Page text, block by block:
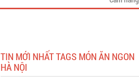
TIN MỚI NHẤT TAGS MÓN ĂN NGON
HÀ NỘI